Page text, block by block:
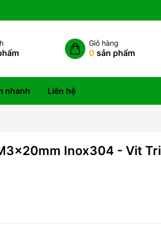
Giỏ hàng
0 sản phẩm
nhanh Liên hệ
Inox304 - Vit Tri